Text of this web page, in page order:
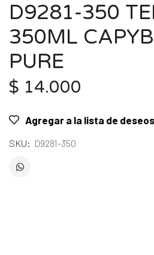
D9281-350
350ML
PURE
$ 14.000
Agregar a la lista de deseos
SKU: D9281-350